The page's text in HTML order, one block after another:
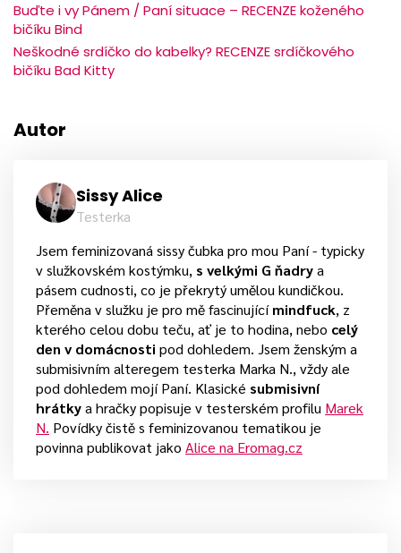
Buďte i vy Pánem / Paní situace – RECENZE koženého
bičíku Bind
Neškodné srdíčko do kabelky? RECENZE srdíčkového
bičíku Bad Kitty
Autor
Sissy Alice
Testerka
Jsem feminizovaná sissy čubka pro mou Paní - typicky
v služkovském kostýmku, s velkými G ňadrya
pásem cudnosti, co je překrytý umělou kundičkou.
Přeměna v služku je pro mě fascinujícímindfuck, z
kterého celou dobu teču, ať je to hodina, nebo celý
den v domácnosti pod dohledem. Jsem ženským a
submisivním alteregem testerka Marka N., vždy ale
pod dohledem mojí Paní. Klasické submisivní
hrátkya hračky popisuje v testerském profilu Marek
N. Povídky čistě s feminizovanou tematikou je
povinna publikovat jako Alice na Eromag.cz